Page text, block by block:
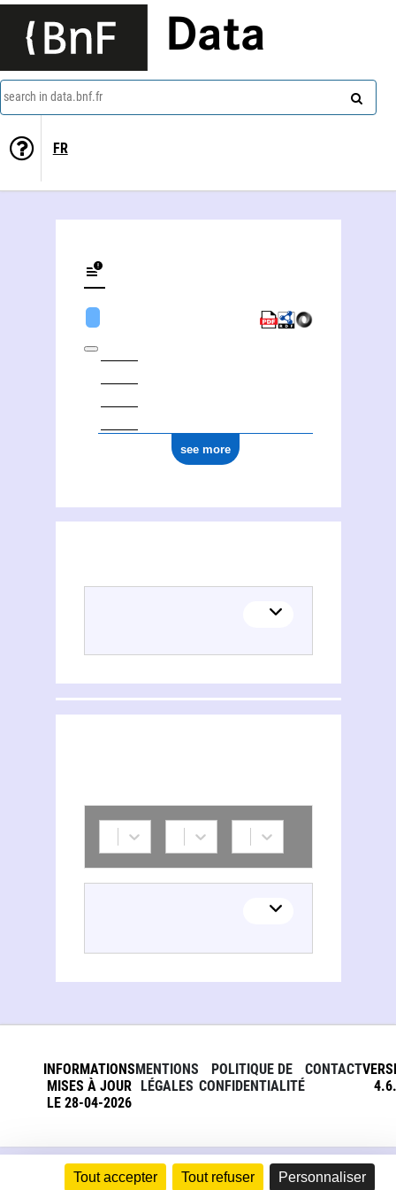
Tout accepter Tout refuser Personnaliser
Data
search in data.bnf.fr
FR
see more
INFORMATIONS
MISES À JOUR
LE 28-04-2026
MENTIONS
LÉGALES
POLITIQUE DE
CONFIDENTIALITÉ
CONTACT